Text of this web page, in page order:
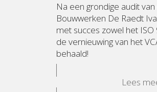
Na een grondige audit
Bouwwerken De Raedt
met succes zowel het
de vernieuwing van het
behaald!
Lees